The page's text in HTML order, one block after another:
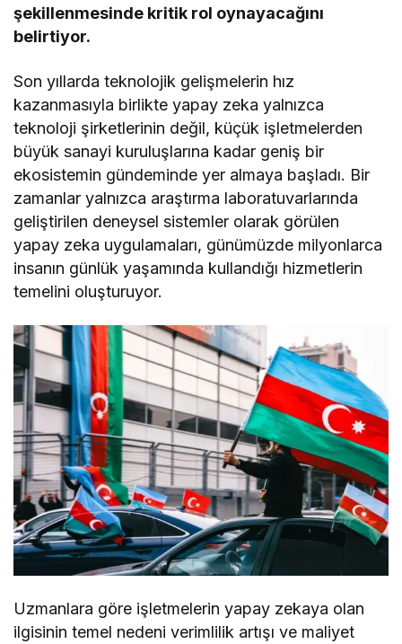
şekillenmesinde kritik rol oynayacağını
belirtiyor.
Son yıllarda teknolojik gelişmelerin hız
kazanmasıyla birlikte yapay zeka yalnızca
teknoloji şirketlerinin değil, küçük işletmelerden
büyük sanayi kuruluşlarına kadar geniş bir
ekosistemin gündeminde yer almaya başladı. Bir
zamanlar yalnızca araştırma laboratuvarlarında
geliştirilen deneysel sistemler olarak görülen
yapay zeka uygulamaları, günümüzde milyonlarca
insanın günlük yaşamında kullandığı hizmetlerin
temelini oluşturuyor.
Uzmanlara göre işletmelerin yapay zekaya olan
ilgisinin temel nedeni verimlilik artışı ve maliyet